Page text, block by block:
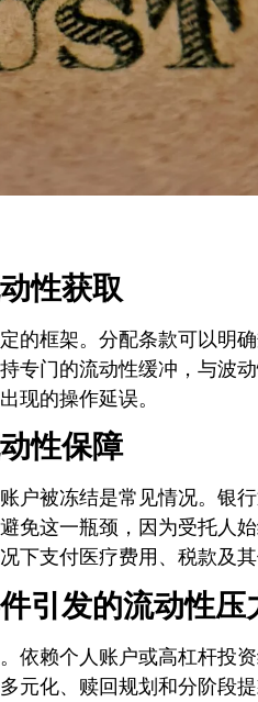
性获取
的框架。分配条款可以明
专门的流动性缓冲，与波
现的操作延误。
性保障
户被冻结是常见情况。银
免这一瓶颈，因为受托人
下支付医疗费用、税款及其
引发的流动性压
依赖个人账户或高杠杆投
元化、赎回规划和分阶段